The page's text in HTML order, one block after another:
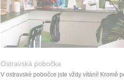
Ostravská pobočka
V ostravské pobočce jste vždy vítání! Kromě